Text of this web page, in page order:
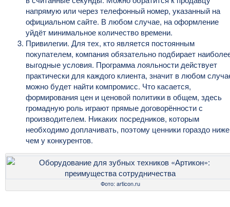
напрямую или через телефонный номер, указанный на
официальном сайте. В любом случае, на оформление
уйдёт минимальное количество времени.
Привилегии. Для тех, кто является постоянным
покупателем, компания обязательно подбирает
выгодные условия. Программа лояльности действует
практически для каждого клиента, значит в любом
можно будет найти компромисс. Что касается,
формирования цен и ценовой политики в общем, здесь
громадную роль играют прямые договорённости с
производителем. Никаких посредников, которым
необходимо доплачивать, поэтому ценники гораздо
чем у конкурентов.
Фото: articon.ru